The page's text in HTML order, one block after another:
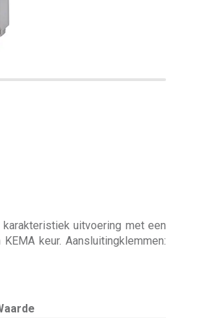
uitvoering met een
keur. Aansluitingklemmen: